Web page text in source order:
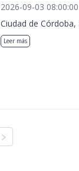
2026-09-03 08:00:00
Ciudad de
Leer más